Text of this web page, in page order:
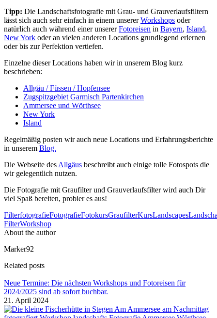
Tipp: Die Landschaftsfotografie mit Grau- und Grauverlaufsfiltern
lässt sich auch sehr einfach in einem unsererWorkshops oder
natürlich auch während einer unsererFotoreisen in Bayern, Island,
New York oder an vielen anderen Locations grundlegend erlernen
oder bis zur Perfektion vertiefen.
Einzelne dieser Locations haben wir in unserem Blog kurz
beschrieben:
Allgäu / Füssen / Hopfensee
Zugspitzgebiet Garmisch Partenkirchen
Ammersee und Wörthsee
New York
Island
Regelmäßig posten wir auch neue Locations und Erfahrungsberichte
in unserem Blog.
Die Webseite desAllgäus beschreibt auch einige tolle Fotospots die
wir gelegentlich nutzen.
Die Fotografie mit Graufilter und Grauverlaufsfilter wird auch Dir
viel Spaß bereiten, probier es aus!
FilterfotografieFotografieFotokursGraufilterKursLandscapes
FilterWorkshop
About the author
Marker92
Related posts
Neue Termine: Die nächsten Workshops und Fotoreisen für
2024/2025 sind ab sofort buchbar.
21. April 2024